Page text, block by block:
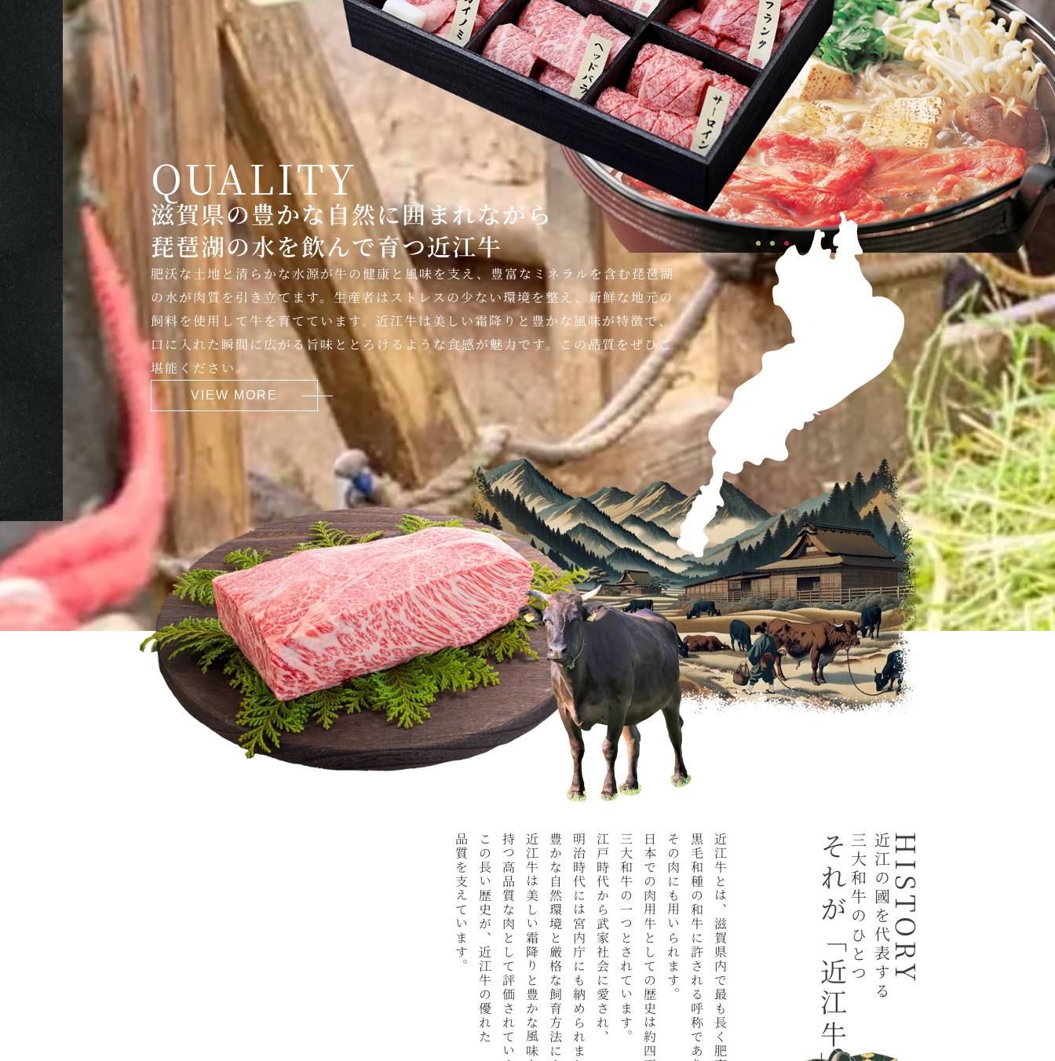
QUALITY
滋賀県の豊かな自然に囲まれながら
琵琶湖の水を飲んで育つ近江牛
肥沃な土地と清らかな水源が牛の健康と風味を支え、豊富なミネラルを含む琵琶湖
の水が肉質を引き立てます。生産者はストレスの少ない環境を整え、新鮮な地元の
飼料を使用して牛を育てています。近江牛は美しい霜降りと豊かな風味が特徴で、
口に入れた瞬間に広がる旨味ととろけるような食感が魅力です。この品質をぜひご
堪能ください。
VIEW MORE
HISTORY
近江の國を代表する
三大和牛のひとつ
それが「近江牛」
近江牛とは、滋賀県内で最も長く肥育された
黒毛和種の和牛に許される呼称であり、
その肉にも用いられます。
日本での肉用牛としての歴史は約四百年にわたり、
三大和牛の一つとされています。
江戸時代から武家社会に愛され、
明治時代には宮内庁にも納められました。
豊かな自然環境と厳格な飼育方法により、
近江牛は美しい霜降りと豊かな風味を
持つ高品質な肉として評価されています。
この長い歴史が、近江牛の優れた
品質を支えています。